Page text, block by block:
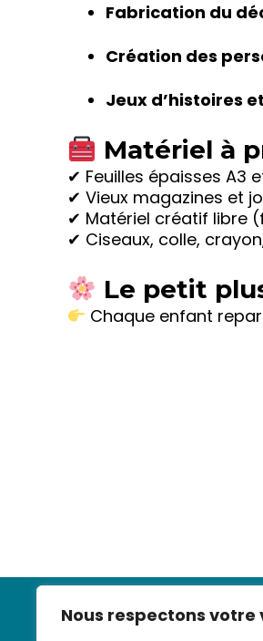
Nous respectons votre
Fabrication du
Création des
Jeux d’histoires
Matériel à
✔ Feuilles épaisses A3
✔ Vieux magazines et
✔ Matériel créatif libre
✔ Ciseaux, colle,
Le petit
Chaque enfant